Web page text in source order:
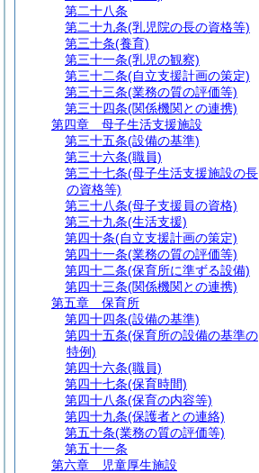
第二十八条
第二十九条(乳児院の長の資格等)
第三十条(養育)
第三十一条(乳児の観察)
第三十二条(自立支援計画の策定)
第三十三条(業務の質の評価等)
第三十四条(関係機関との連携)
第四章
母子生活支援施設
第三十五条(設備の基準)
第三十六条(職員)
第三十七条(母子生活支援施設の長
の資格等)
第三十八条(母子支援員の資格)
第三十九条(生活支援)
第四十条(自立支援計画の策定)
第四十一条(業務の質の評価等)
第四十二条(保育所に準ずる設備)
第四十三条(関係機関との連携)
第五章
保育所
第四十四条(設備の基準)
第四十五条(保育所の設備の基準の
特例)
第四十六条(職員)
第四十七条(保育時間)
第四十八条(保育の内容等)
第四十九条(保護者との連絡)
第五十条(業務の質の評価等)
第五十一条
第六章
児童厚生施設